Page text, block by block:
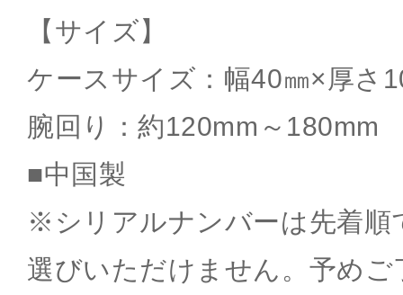
【サイズ】
ケースサイズ：幅40㎜×厚さ
腕回り：約120mm～180mm
■中国製
※シリアルナンバーは先着順
選びいただけません。予めご